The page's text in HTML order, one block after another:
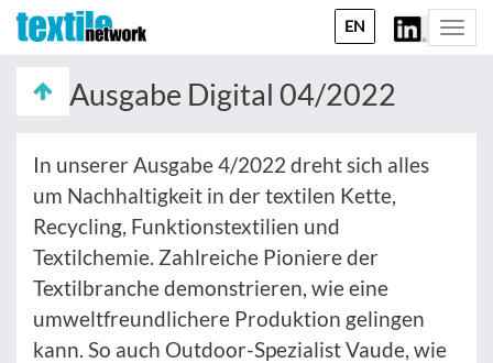
EN
Ausgabe Digital 04/2022
In unserer Ausgabe 4/2022 dreht sich alles
um Nachhaltigkeit in der textilen Kette,
Recycling, Funktionstextilien und
Textilchemie. Zahlreiche Pioniere der
Textilbranche demonstrieren, wie eine
umweltfreundlichere Produktion gelingen
kann. So auch Outdoor-Spezialist Vaude, wie